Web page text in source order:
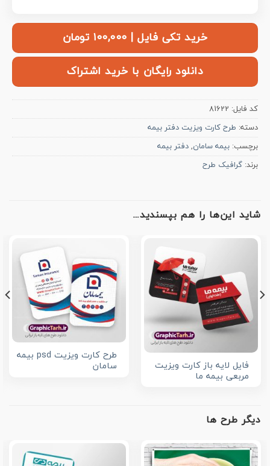
خرید تکی فایل | ۱۰۰,۰۰۰ تومان
دانلود رایگان با خرید اشتراک
کد فایل: 81622
دسته: طرح کارت ویزیت دفتر بیمه
برچسب: بیمه سامان, دفتر بیمه
برند: گرافیک طرح
شاید این‌ها را هم بپسندید…
فایل لایه باز کارت ویزیت
مربعی بیمه ما
طرح کارت ویزیت psd بیمه
سامان
دیگر طرح ها